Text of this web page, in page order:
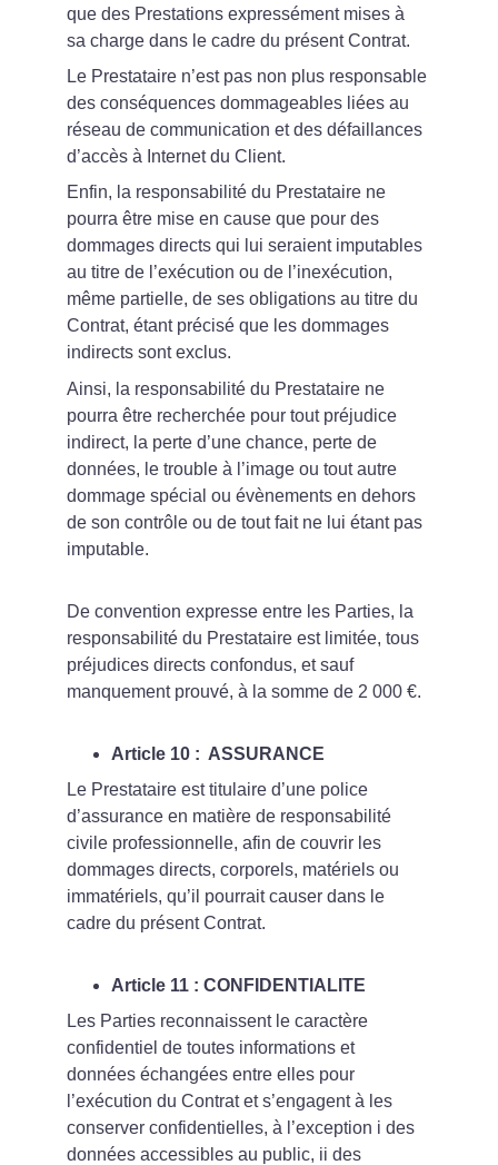
que des Prestations expressément mises à
sa charge dans le cadre du présent Contrat.
Le Prestataire n’est pas non plus responsable
des conséquences dommageables liées au
réseau de communication et des défaillances
d’accès à Internet du Client.
Enfin, la responsabilité du Prestataire ne
pourra être mise en cause que pour des
dommages directs qui lui seraient imputables
au titre de l’exécution ou de l’inexécution,
même partielle, de ses obligations au titre du
Contrat, étant précisé que les dommages
indirects sont exclus.
Ainsi, la responsabilité du Prestataire ne
pourra être recherchée pour tout préjudice
indirect, la perte d’une chance, perte de
données, le trouble à l’image ou tout autre
dommage spécial ou évènements en dehors
de son contrôle ou de tout fait ne lui étant pas
imputable.
De convention expresse entre les Parties, la
responsabilité du Prestataire est limitée, tous
préjudices directs confondus, et sauf
manquement prouvé, à la somme de 2 000 €.
Article 10 :  ASSURANCE
Le Prestataire est titulaire d’une police
d’assurance en matière de responsabilité
civile professionnelle, afin de couvrir les
dommages directs, corporels, matériels ou
immatériels, qu’il pourrait causer dans le
cadre du présent Contrat.
Article 11 : CONFIDENTIALITE
Les Parties reconnaissent le caractère
confidentiel de toutes informations et
données échangées entre elles pour
l’exécution du Contrat et s’engagent à les
conserver confidentielles, à l’exception i des
données accessibles au public, ii des